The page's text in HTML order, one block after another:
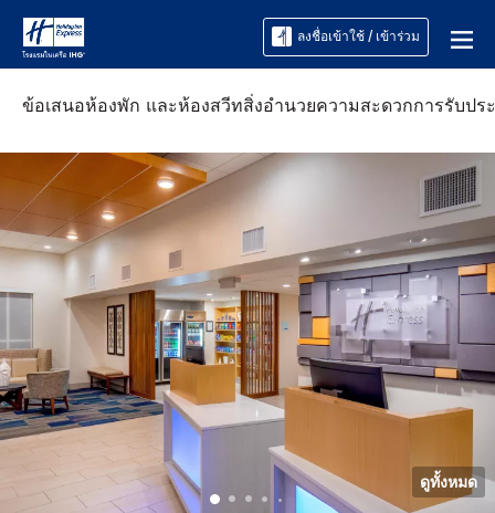
ลงชื่อเข้าใช้ / เข้าร่วม
ข้อเสนอห้องพัก และห้องสวีทสิ่งอำนวยความสะดวกการรับปร
ดูทั้งหมด